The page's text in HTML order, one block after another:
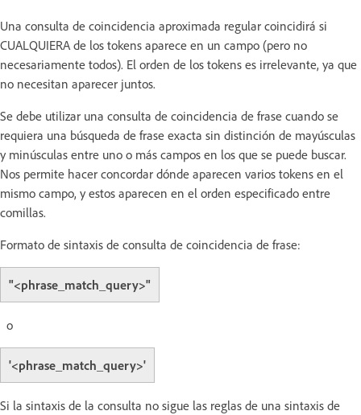
Una consulta de coincidencia aproximada regular coincidirá si
CUALQUIERA de los tokens aparece en un campo (pero no
necesariamente todos). El orden de los tokens es irrelevante, ya que
no necesitan aparecer juntos.
Se debe utilizar una consulta de coincidencia de frase cuando se
requiera una búsqueda de frase exacta sin distinción de mayúsculas
y minúsculas entre uno o más campos en los que se puede buscar.
Nos permite hacer concordar dónde aparecen varios tokens en el
mismo campo, y estos aparecen en el orden especificado entre
comillas.
Formato de sintaxis de consulta de coincidencia de frase:
"<phrase_match_query>"
o
'<phrase_match_query>'
Si la sintaxis de la consulta no sigue las reglas de una sintaxis de